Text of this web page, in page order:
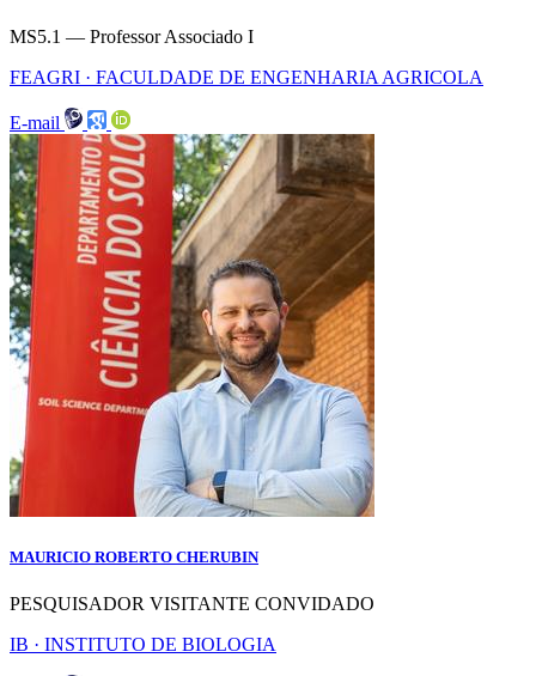
MS5.1 — Professor Associado I
FEAGRI · FACULDADE DE ENGENHARIA AGRICOLA
E-mail
MAURICIO ROBERTO CHERUBIN
PESQUISADOR VISITANTE CONVIDADO
IB · INSTITUTO DE BIOLOGIA